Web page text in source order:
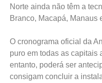
Norte ainda não têm a
Branco, Macapá, Manaus
O cronograma oficial da
puro em todas as capitais
entanto, poderá ser
consigam concluir a